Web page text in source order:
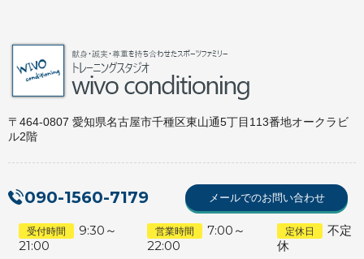
〒464-0807 愛知県名古屋市千種区東山通5丁目113番地オークラビ
ル2階
090-1560-7179 メールでのお問い合わせ
受付時間
9:30～
21:00
営業時間
7:00～
22:00
定休日
不定
休